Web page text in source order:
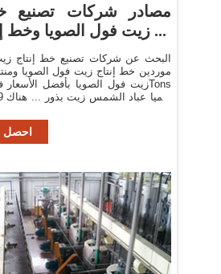
مصادر شركات تصنيع
زيت فول الصويا وخط إنتاج زيت ...
البحث عن شركات تصنيع خط إنتاج
موردين خط إنتاج زيت فول الصويا
احصل